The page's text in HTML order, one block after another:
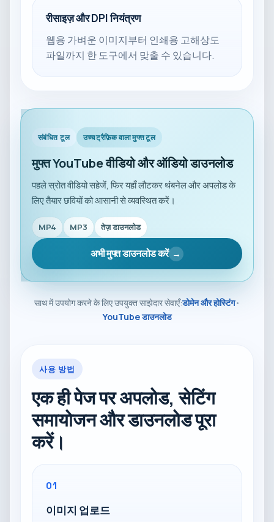
रीसाइज़ और DPI नियंत्रण
웹용 가벼운 이미지부터 인쇄용 고해상도
파일까지 한 도구에서 맞출 수 있습니다.
संबंधित टूल उच्च ट्रैफ़िक वाला मुफ्त टूल
मुफ्त YouTube वीडियो और ऑडियो डाउनलोड
पहले स्रोत वीडियो सहेजें, फिर यहाँ लौटकर थंबनेल और अपलोड के
लिए तैयार छवियों को आसानी से व्यवस्थित करें।
MP4 MP3 तेज़ डाउनलोड
अभी मुफ्त डाउनलोड करें →
साथ में उपयोग करने के लिए उपयुक्त साझेदार सेवाएँ:डोमेन और होस्टिंग•
YouTube डाउनलोड
사용 방법
एक ही पेज पर अपलोड, सेटिंग
समायोजन और डाउनलोड पूरा
करें।
01
이미지 업로드